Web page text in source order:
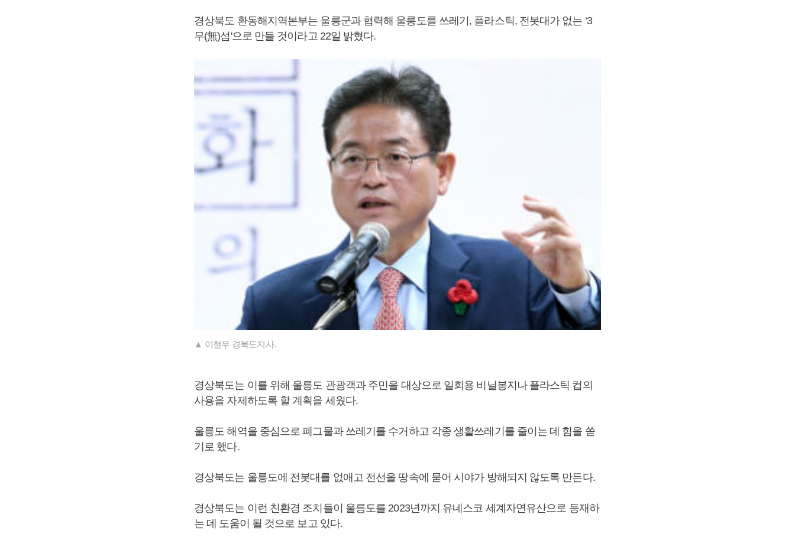
경상북도 환동해지역본부는 울릉군과 협력해 울릉도를 쓰레기, 플라스틱, 전봇대가 없는 ‘3
무(無)섬'으로 만들 것이라고 22일 밝혔다.
▲ 이철우 경북도지사.
경상북도는 이를 위해 울릉도 관광객과 주민을 대상으로 일회용 비닐봉지나 플라스틱 컵의
사용을 자제하도록 할 계획을 세웠다.
울릉도 해역을 중심으로 폐그물과 쓰레기를 수거하고 각종 생활쓰레기를 줄이는 데 힘을 쏟
기로 했다.
경상북도는 울릉도에 전봇대를 없애고 전선을 땅속에 묻어 시야가 방해되지 않도록 만든다.
경상북도는 이런 친환경 조치들이 울릉도를 2023년까지 유네스코 세계자연유산으로 등재하
는 데 도움이 될 것으로 보고 있다.